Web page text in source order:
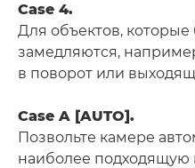
Case 4.
Для объектов,
замедляются,
в поворот или
Case A [AUTO].
Позвольте камере
наиболее